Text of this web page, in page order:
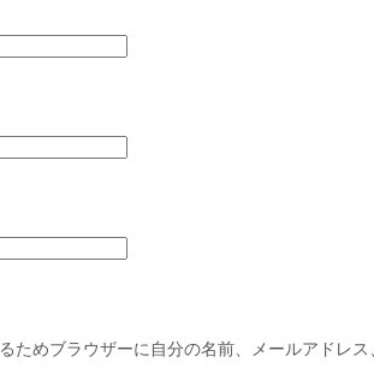
ためブラウザーに自分の名前、メールアドレス